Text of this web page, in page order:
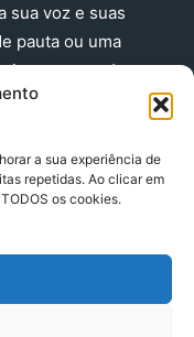
a sua experiência de
repetidas. Ao clicar em
os cookies.
sua voz e suas
pauta ou uma
nos agora!
0001-36 End .
Fernandez – Sala